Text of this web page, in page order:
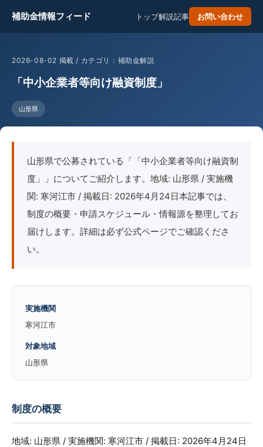
補助金情報フィード トップ解説記事 お問い合わせ
2026-08-02 掲載 / カテゴリ：補助金解説
「中小企業者等向け融資制度」
山形県
山形県で公募されている「「中小企業者等向け融資制
度」」についてご紹介します。地域: 山形県 / 実施機
関: 寒河江市 / 掲載日: 2026年4月24日本記事では、
制度の概要・申請スケジュール・情報源を整理してお
届けします。詳細は必ず公式ページでご確認くださ
い。
実施機関
寒河江市
対象地域
山形県
制度の概要
地域: 山形県 / 実施機関: 寒河江市 / 掲載日: 2026年4月24日